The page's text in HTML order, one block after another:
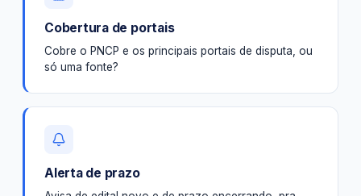
Cobertura de portais
Cobre o PNCP e os principais portais de disputa, ou
só uma fonte?
Alerta de prazo